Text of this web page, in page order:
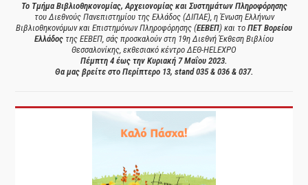
Το Τμήμα Βιβλιοθηκονομίας, Αρχειονομίας και Συστημάτων Πληροφόρησης
του Διεθνούς Πανεπιστημίου της Ελλάδος (ΔΙΠΑΕ), η Ένωση Ελλήνων
Βιβλιοθηκονόμων και Επιστημόνων Πληροφόρησης (ΕΕΒΕΠ) και το ΠΕΤ Βορείου
Ελλάδος της ΕΕΒΕΠ, σάς προσκαλούν στη 19η Διεθνή Έκθεση Βιβλίου
Θεσσαλονίκης, εκθεσιακό κέντρο ΔΕΘ-HELEXPO
Πέμπτη 4 έως την Κυριακή 7 Μαΐου 2023.
Θα μας βρείτε στο Περίπτερο 13, stand 035 & 036 & 037.